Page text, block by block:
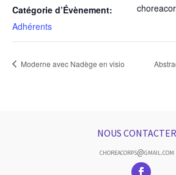
Catégorie d’Évènement:
Adhérents
Moderne avec Nadège en visio
NOUS CONTACTER
choreacorps@gmail.com